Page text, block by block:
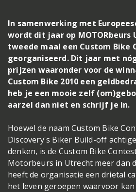
In samenwerking met
wordt dit jaar op MOTORbeurs
tweede maal een Custom Bike
georganiseerd. Dit jaar met
prijzen waaronder voor de
Custom Bike 2010 een
heb je een mooie zelf
aarzel dan niet en schrijf je in.
Hoewel de naam Custom Bike
Discovery's Biker Build-off
denken, is de Custom Bike
Motorbeurs in Utrecht meer dan
heeft de organisatie een drietal
het leven geroepen waarvoor